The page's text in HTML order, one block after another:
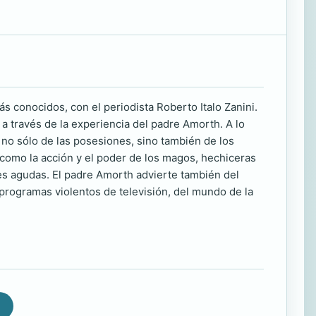
conocidos, con el periodista Roberto Italo Zanini.
través de la experiencia del padre Amorth. A lo
sólo de las posesiones, sino también de los
la acción y el poder de los magos, hechiceras
agudas. El padre Amorth advierte también del
violentos de televisión, del mundo de la